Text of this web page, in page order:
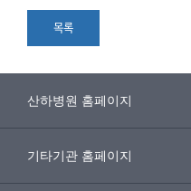
목록